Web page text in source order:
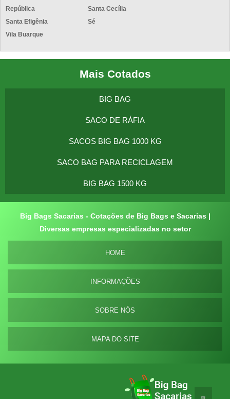
República
Santa Cecília
Santa Efigênia
Sé
Vila Buarque
Mais Cotados
BIG BAG
SACO DE RÁFIA
SACOS BIG BAG 1000 KG
SACO BAG PARA RECICLAGEM
BIG BAG 1500 KG
Big Bags Sacarias - Cotações de Big Bags e Sacarias |
Diversas empresas especializadas no setor
HOME
INFORMAÇÕES
SOBRE NÓS
MAPA DO SITE